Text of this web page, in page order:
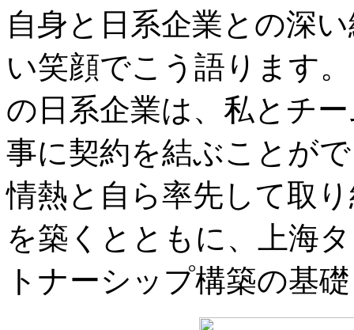
自身と日系企業との深
い笑顔でこう語ります
の日系企業は、私とチ
事に契約を結ぶことが
情熱と自ら率先して取
を築くとともに、上海
トナーシップ構築の基